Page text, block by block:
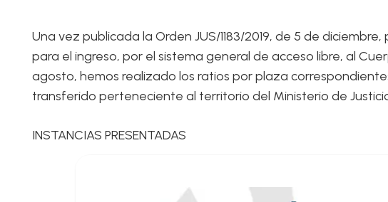
Una vez publicada la Orden JUS/1183/2019, de 5 de
para el ingreso, por el sistema general de acceso libre, al
agosto, hemos realizado los ratios por plaza
transferido perteneciente al territorio del Ministerio de
INSTANCIAS PRESENTADAS